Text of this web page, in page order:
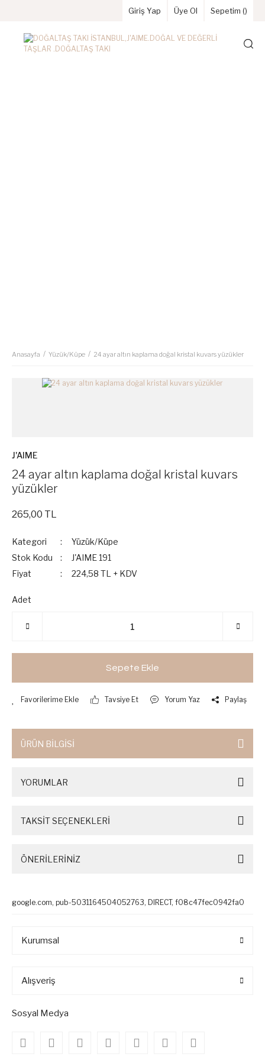
Giriş Yap Üye Ol Sepetim ()
Anasayfa Yüzük/Küpe 24 ayar altın kaplama doğal kristal kuvars yüzükler
J'AIME
24 ayar altın kaplama doğal kristal kuvars
yüzükler
265,00 TL
Kategori
Yüzük/Küpe
Stok Kodu
J'AIME 191
Fiyat
224,58 TL + KDV
Adet
Sepete Ekle
Tavsiye Et Yorum Yaz Paylaş
ÜRÜN BİLGİSİ
YORUMLAR
TAKSİT SEÇENEKLERİ
ÖNERİLERİNİZ
google.com, pub-5031164504052763, DIRECT, f08c47fec0942fa0
Kurumsal
Alışveriş
Sosyal Medya